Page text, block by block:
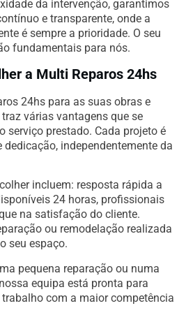
da intervenção, garantimos
e transparente, onde a
é sempre a prioridade. O seu
fundamentais para nós.
a Multi Reparos 24hs
24hs para as suas obras e
várias vantagens que se
serviço prestado. Cada projeto é
independentemente da
incluem: resposta rápida a
24 horas, profissionais
na satisfação do cliente.
ou remodelação realizada
seu espaço.
pequena reparação ou numa
equipa está pronta para
com a maior competência